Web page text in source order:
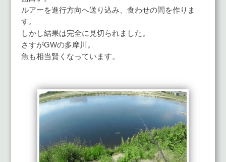
ルアーを進行方向へ送り込み、食わせの間を作りま
す。
しかし結果は完全に見切られました。
さすがGWの多摩川。
魚も相当賢くなっています。